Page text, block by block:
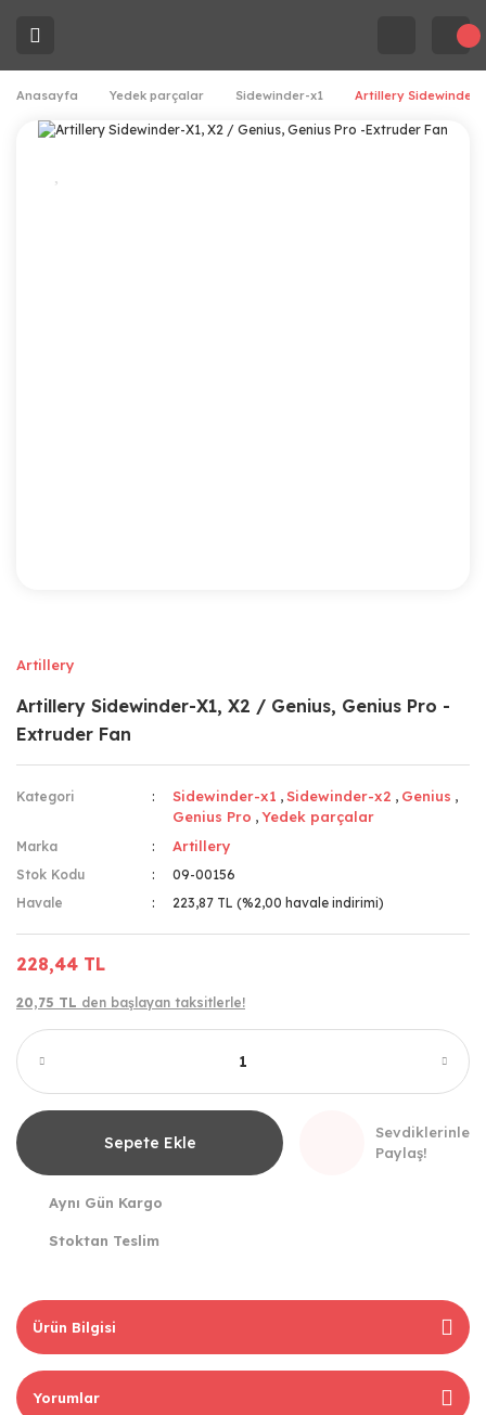
Anasayfa Yedek parçalar Sidewinder-x1 Artillery Sidewinder-
Artillery
Artillery Sidewinder-X1, X2 / Genius, Genius Pro -
Extruder Fan
Kategori Sidewinder-x1 ,Sidewinder-x2 , Genius ,
Genius Pro ,Yedek parçalar
Marka Artillery
Stok Kodu
09-00156
Havale
223,87 TL (%2,00 havale indirimi)
228,44 TL
20,75 TL den başlayan taksitlerle!
Sepete Ekle
Sevdiklerinle
Paylaş!
Aynı Gün Kargo
Stoktan Teslim
Ürün Bilgisi
Yorumlar